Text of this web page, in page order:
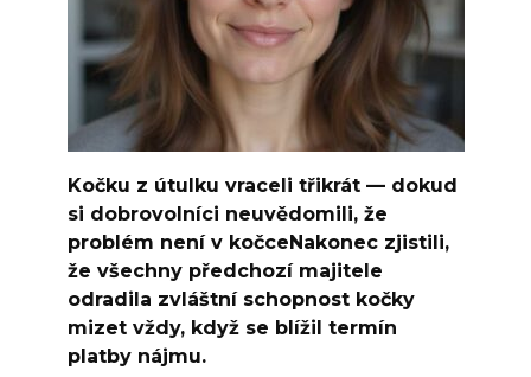
Kočku z útulku vraceli třikrát — dokud
si dobrovolníci neuvědomili, že
problém není v kočceNakonec zjistili,
že všechny předchozí majitele
odradila zvláštní schopnost kočky
mizet vždy, když se blížil termín
platby nájmu.